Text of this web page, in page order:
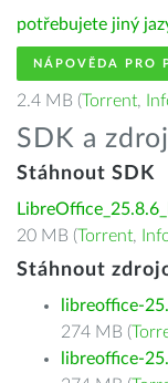
potřebujete jiný
NÁPOVĚDA PRO
2.4 MB (Torrent,
SDK a
Stáhnout SDK
20 MB (Torrent,
Stáhnout
libreoffice-
274 MB (
libreoffice-